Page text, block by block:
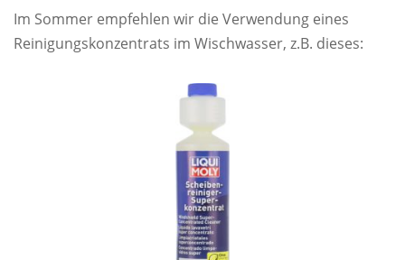
Im Sommer empfehlen wir die Verwendung eines
Reinigungskonzentrats im Wischwasser, z.B. dieses: